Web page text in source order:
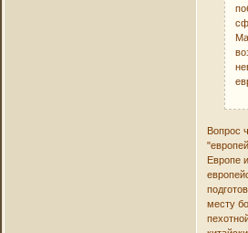
Вопрос
Европе
месту